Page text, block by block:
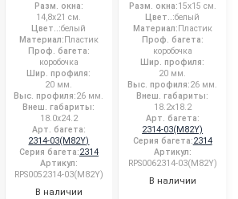
Разм. окна:
14,8x21 см.
Цвет..:белый
Материал: Пластик
Проф. багета:
коробочка
Шир. профиля:
20 мм.
Выс. профиля:26 мм.
Внеш. габариты:
18.0x24.2
Арт. багета:
2314-03(M82Y)
Серия багета:2314
Артикул:
RPS0052314-03(M82Y)
В наличии
Разм. окна:15x15 см.
Цвет..:белый
Материал: Пластик
Проф. багета:
коробочка
Шир. профиля:
20 мм.
Выс. профиля:26 мм.
Внеш. габариты:
18.2x18.2
Арт. багета:
2314-03(M82Y)
Серия багета:2314
Артикул:
RPS0062314-03(M82Y)
В наличии